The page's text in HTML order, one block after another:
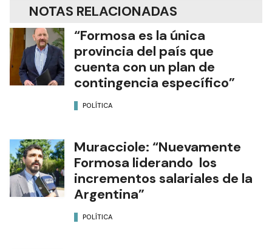
NOTAS RELACIONADAS
“Formosa es la única
provincia del país que
cuenta con un plan de
contingencia específico”
POLÍTICA
Muracciole: “Nuevamente
Formosa liderando los
incrementos salariales de la
Argentina”
POLÍTICA